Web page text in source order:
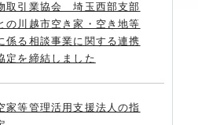
取引業協会 埼玉西部支部
の川越市空き家・空き地等
係る相談事業に関する連携
定を締結しました
家等管理活用支援法人の指